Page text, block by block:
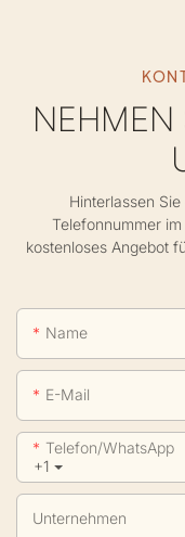
NEHMEN
Hinterlassen
Telefonnummer
kostenloses Angebot
Name
E-Mail
+1
Telefon/WhatsApp
Unternehmen